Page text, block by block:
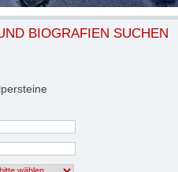
BIOGRAFIEN SUCHEN